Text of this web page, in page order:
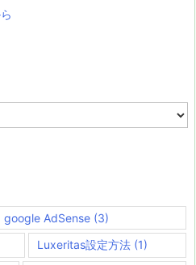
google AdSense(3)
Luxeritas設定方法(1)